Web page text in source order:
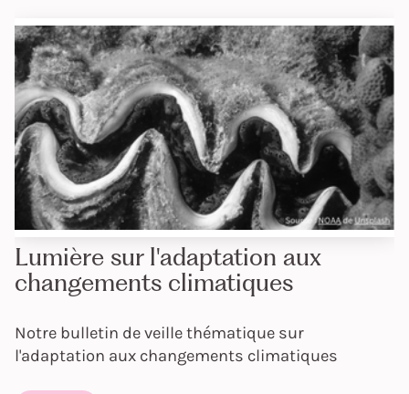
Lumière sur l'adaptation aux
changements climatiques
Notre bulletin de veille thématique sur
l'adaptation aux changements climatiques